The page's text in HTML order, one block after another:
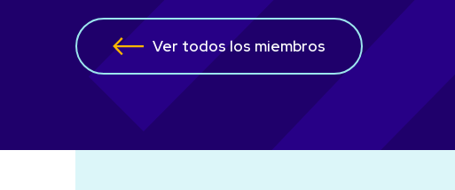
Ver todos los miembros